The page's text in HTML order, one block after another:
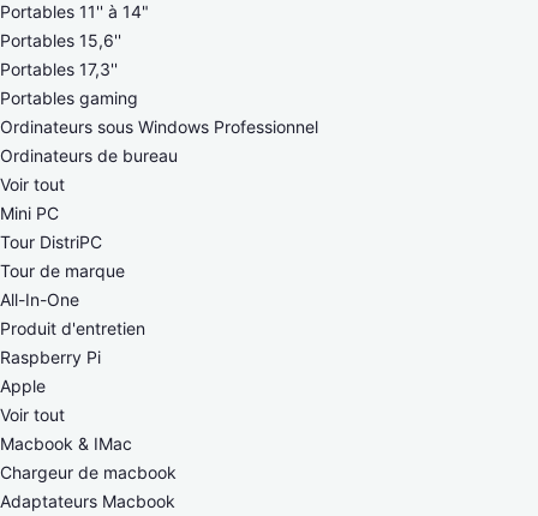
Portables 11'' à 14"
Portables 15,6''
Portables 17,3''
Portables gaming
Ordinateurs sous Windows Professionnel
Ordinateurs de bureau
Voir tout
Mini PC
Tour DistriPC
Tour de marque
All-In-One
Produit d'entretien
Raspberry Pi
Apple
Voir tout
Macbook & IMac
Chargeur de macbook
Adaptateurs Macbook